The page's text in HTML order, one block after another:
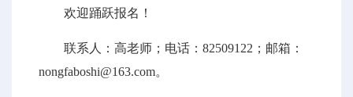
欢迎踊跃报名！
联系人：高老师；电话：82509122；邮箱：
nongfaboshi@163.com。